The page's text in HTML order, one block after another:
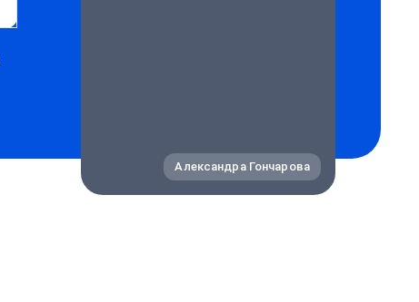
Александра Гончарова